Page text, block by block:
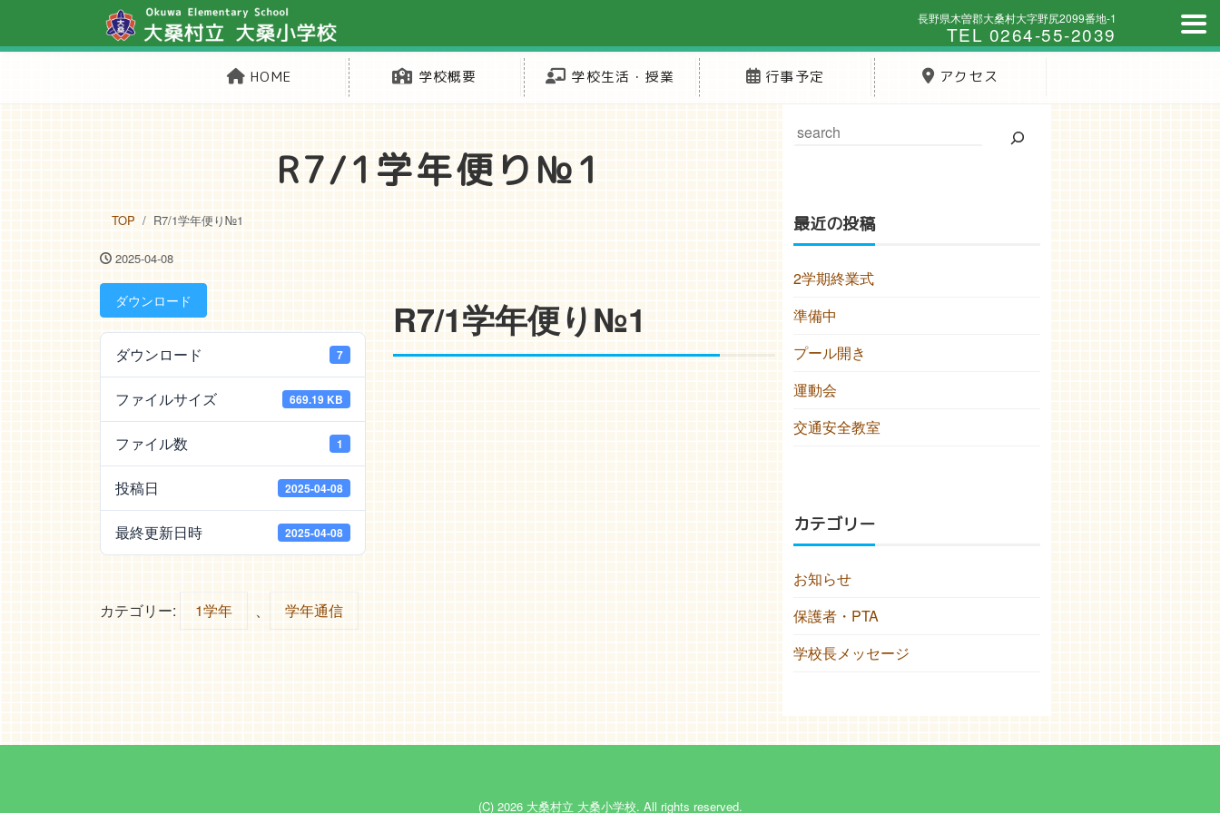
長野県木曽郡大桑村大字野尻2099番地-1
TEL 0264-55-2039
HOME 学校概要 学校生活・授業 行事予定 アクセス
R7/1学年便り№1
TOP R7/1学年便り№1
2025-04-08
ダウンロード
ダウンロード 7
ファイルサイズ 669.19 KB
ファイル数 1
投稿日 2025-04-08
最終更新日時 2025-04-08
R7/1学年便り№1
カテゴリー: 1学年 、 学年通信
最近の投稿
2学期終業式
準備中
プール開き
運動会
交通安全教室
カテゴリー
お知らせ
保護者・PTA
学校長メッセージ
(C) 2026 大桑村立 大桑小学校. All rights reserved.